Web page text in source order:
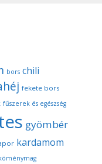
bors chili
fekete bors
fűszerek és egészség
gyömbér
kardamom